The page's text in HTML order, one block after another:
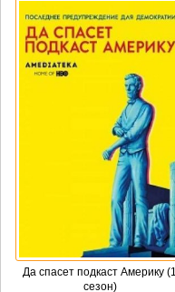
Да спасет подкаст Америку (1
сезон)